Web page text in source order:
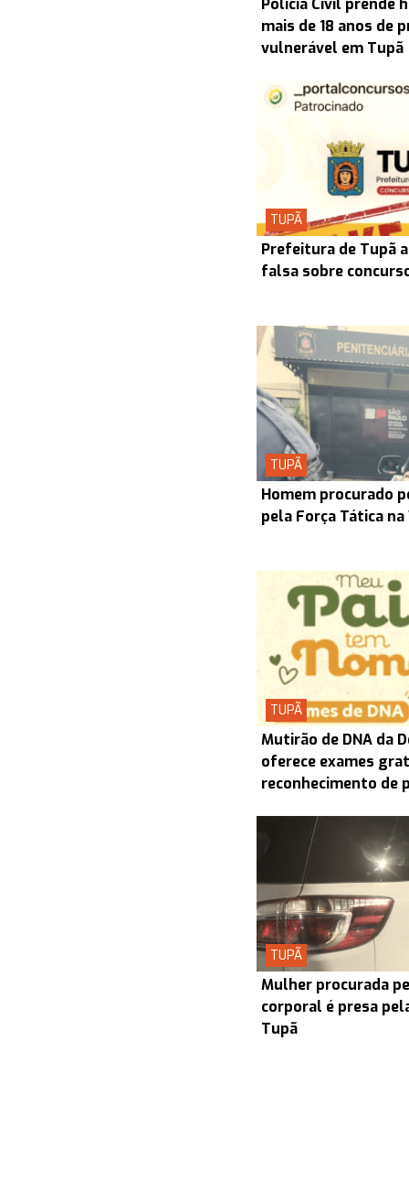
Polícia Civil prende
mais de 18 anos de
vulnerável em Tupã
TUPÃ
Prefeitura de Tupã
falsa sobre
TUPÃ
Homem procurado
pela Força Tática
TUPÃ
Mutirão de DNA da
oferece exames
reconhecimento de
TUPÃ
Mulher procurada
corporal é presa
Tupã